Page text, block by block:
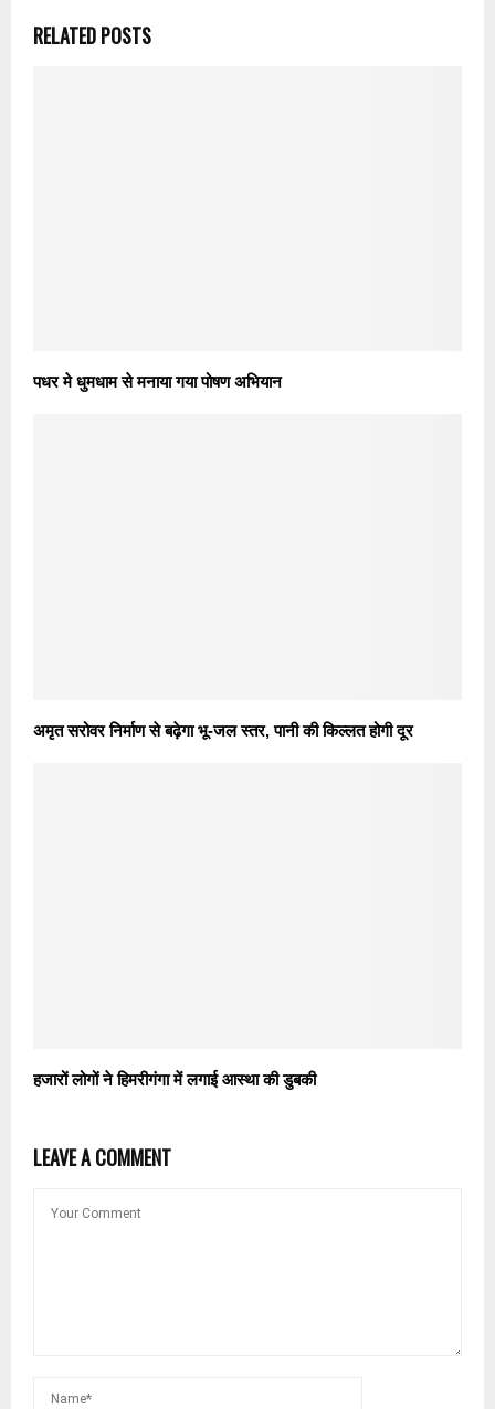
RELATED POSTS
पधर मे धुमधाम से मनाया गया पोषण अभियान
अमृत सरोवर निर्माण से बढ़ेगा भू-जल स्तर, पानी की किल्लत होगी दूर
हजारों लोगों ने हिमरीगंगा में लगाई आस्था की डुबकी
LEAVE A COMMENT